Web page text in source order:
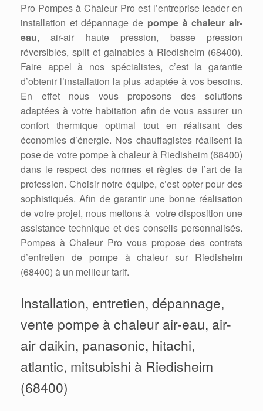
Pro Pompes à Chaleur Pro est l’entreprise leader en
installation et dépannage de pompe à chaleur air-
eau, air-air haute pression, basse pression
réversibles, split et gainables à Riedisheim (68400).
Faire appel à nos spécialistes, c’est la garantie
d’obtenir l’installation la plus adaptée à vos besoins.
En effet nous vous proposons des solutions
adaptées à votre habitation afin de vous assurer un
confort thermique optimal tout en réalisant des
économies d’énergie. Nos chauffagistes réalisent la
pose de votre pompe à chaleur à Riedisheim (68400)
dans le respect des normes et règles de l’art de la
profession. Choisir notre équipe, c’est opter pour des
sophistiqués. Afin de garantir une bonne réalisation
de votre projet, nous mettons à votre disposition une
assistance technique et des conseils personnalisés.
Pompes à Chaleur Pro vous propose des contrats
d’entretien de pompe à chaleur sur Riedisheim
(68400) à un meilleur tarif.
Installation, entretien, dépannage,
vente pompe à chaleur air-eau, air-
air daikin, panasonic, hitachi,
atlantic, mitsubishi à Riedisheim
(68400)